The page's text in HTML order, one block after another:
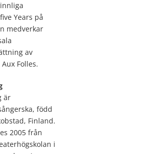
Years på
medverkar
av
Folles.
är
född
Finland.
2005 från
i